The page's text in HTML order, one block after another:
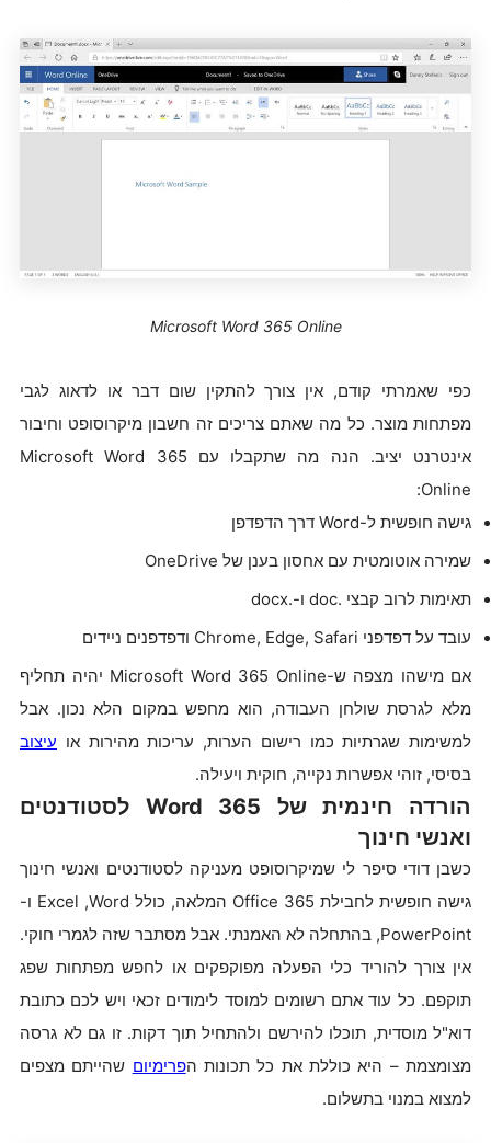
Microsoft Word 365 Online
כפי שאמרתי קודם, אין צורך להתקין שום דבר או לדאוג לגבי
מפתחות מוצר. כל מה שאתם צריכים זה חשבון מיקרוסופט וחיבור
אינטרנט יציב. הנה מה שתקבלו עם Microsoft Word 365
Online:
גישה חופשית ל-Word דרך הדפדפן
שמירה אוטומטית עם אחסון בענן של OneDrive
תאימות לרוב קבצי .doc ו-.docx
עובד על דפדפני Chrome, Edge, Safari ודפדפנים ניידים
אם מישהו מצפה ש-Microsoft Word 365 Online יהיה תחליף
מלא לגרסת שולחן העבודה, הוא מחפש במקום הלא נכון. אבל
למשימות שגרתיות כמו רישום הערות, עריכות מהירות או עיצוב
בסיסי, זוהי אפשרות נקייה, חוקית ויעילה.
הורדה חינמית של Word 365 לסטודנטים
ואנשי חינוך
כשבן דודי סיפר לי שמיקרוסופט מעניקה לסטודנטים ואנשי חינוך
גישה חופשית לחבילת Office 365 המלאה, כולל Word,‏ Excel ו-
PowerPoint, בהתחלה לא האמנתי. אבל מסתבר שזה לגמרי חוקי.
אין צורך להוריד כלי הפעלה מפוקפקים או לחפש מפתחות שפג
תוקפם. כל עוד אתם רשומים למוסד לימודים זכאי ויש לכם כתובת
דוא"ל מוסדית, תוכלו להירשם ולהתחיל תוך דקות. זו גם לא גרסה
מצומצמת – היא כוללת את כל תכונות הפרימיום שהייתם מצפים
למצוא במנוי בתשלום.